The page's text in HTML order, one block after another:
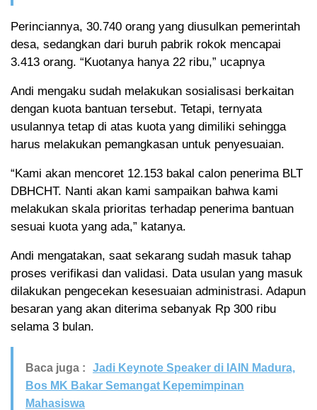
Perinciannya, 30.740 orang yang diusulkan pemerintah
desa, sedangkan dari buruh pabrik rokok mencapai
3.413 orang. “Kuotanya hanya 22 ribu,” ucapnya
Andi mengaku sudah melakukan sosialisasi berkaitan
dengan kuota bantuan tersebut. Tetapi, ternyata
usulannya tetap di atas kuota yang dimiliki sehingga
harus melakukan pemangkasan untuk penyesuaian.
“Kami akan mencoret 12.153 bakal calon penerima BLT
DBHCHT. Nanti akan kami sampaikan bahwa kami
melakukan skala prioritas terhadap penerima bantuan
sesuai kuota yang ada,” katanya.
Andi mengatakan, saat sekarang sudah masuk tahap
proses verifikasi dan validasi. Data usulan yang masuk
dilakukan pengecekan kesesuaian administrasi. Adapun
besaran yang akan diterima sebanyak Rp 300 ribu
selama 3 bulan.
Baca juga :
Jadi Keynote Speaker di IAIN Madura,
Bos MK Bakar Semangat Kepemimpinan
Mahasiswa